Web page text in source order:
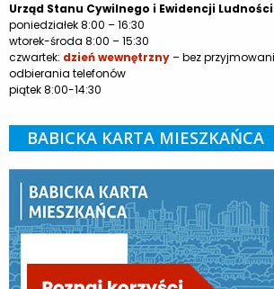
Urząd Stanu Cywilnego i Ewidencji
poniedziałek 8:00 – 16:30
wtorek-środa 8:00 – 15:30
czwartek: dzień wewnętrzny– bez
odbierania telefonów
piątek 8:00-14:30
BABICKA KARTA MIESZKAŃCA